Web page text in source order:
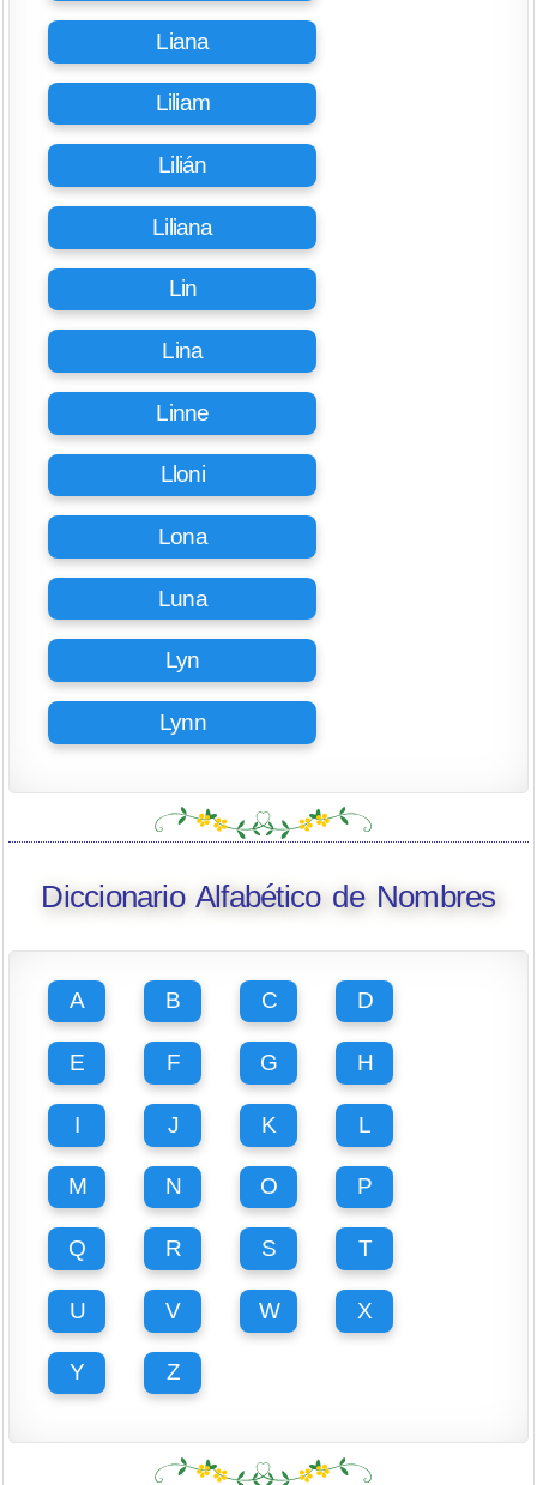
Liana
Liliam
Lilián
Liliana
Lin
Lina
Linne
Lloni
Lona
Luna
Lyn
Lynn
Diccionario Alfabético de Nombres
A B C D
E F G H
I J K L
M N O P
Q R S T
U V W X
Y Z